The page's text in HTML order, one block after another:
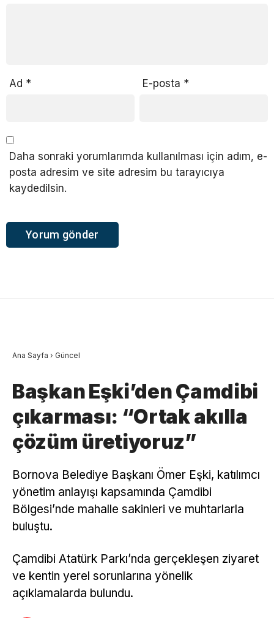
Ad * E-posta *
Daha sonraki yorumlarımda kullanılması için adım, e-
posta adresim ve site adresim bu tarayıcıya
kaydedilsin.
Ana Sayfa › Güncel
Başkan Eşki’den Çamdibi
çıkarması: “Ortak akılla
çözüm üretiyoruz”
Bornova Belediye Başkanı Ömer Eşki, katılımcı
yönetim anlayışı kapsamında Çamdibi
Bölgesi’nde mahalle sakinleri ve muhtarlarla
buluştu.
Çamdibi Atatürk Parkı’nda gerçekleşen ziyaret
ve kentin yerel sorunlarına yönelik
açıklamalarda bulundu.